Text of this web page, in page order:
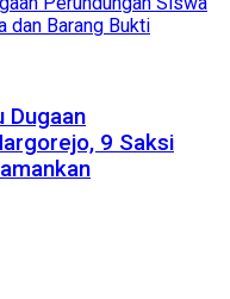
Dugaan
9 Saksi